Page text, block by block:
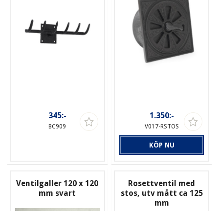
345:-
BC909
1.350:-
V017-RSTOS
KÖP NU
Ventilgaller 120 x 120
mm svart
Rosettventil med
stos, utv mått ca 125
mm